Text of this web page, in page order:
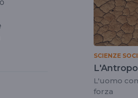
SCIENZE
L'uomo
forza